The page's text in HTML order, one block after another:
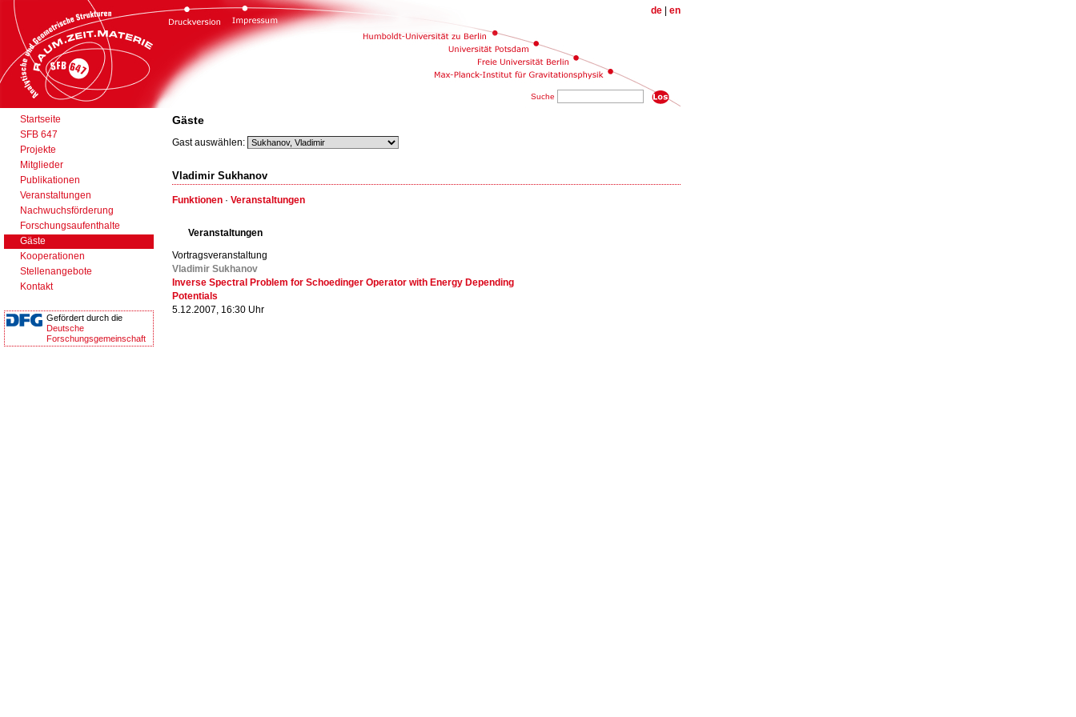
de en
Suche
Startseite
SFB 647
Projekte
Mitglieder
Publikationen
Veranstaltungen
Nachwuchsförderung
Forschungsaufenthalte
Gäste
Kooperationen
Stellenangebote
Kontakt
Gefördert durch die
Deutsche
Forschungsgemeinschaft
Gäste
Gast auswählen:
Vladimir Sukhanov
Funktionen · Veranstaltungen
Veranstaltungen
Vortragsveranstaltung
Vladimir Sukhanov
Inverse Spectral Problem for Schoedinger Operator with Energy Depending
Potentials
5.12.2007, 16:30 Uhr